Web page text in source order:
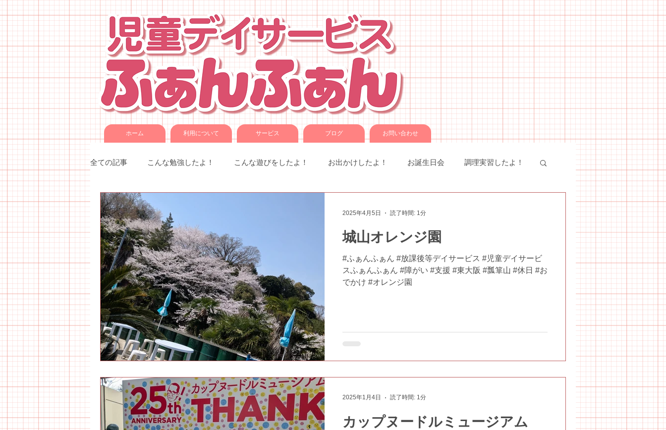
ホーム 利用について サービス ブログ お問い合わせ
全ての記事 こんな勉強したよ！ こんな遊びをしたよ！ お出かけしたよ！ お誕生日会 調理実習したよ！
季節催事・イベント
城山オレンジ園
#ふぁんふぁん #放課後等デイサービス #児童デイサービ
スふぁんふぁん #障がい #支援 #東大阪 #瓢箪山 #休日 #お
でかけ #オレンジ園
2025年4月5日 読了時間: 1分
カップヌードルミュージアム
2025年1月4日 読了時間: 1分